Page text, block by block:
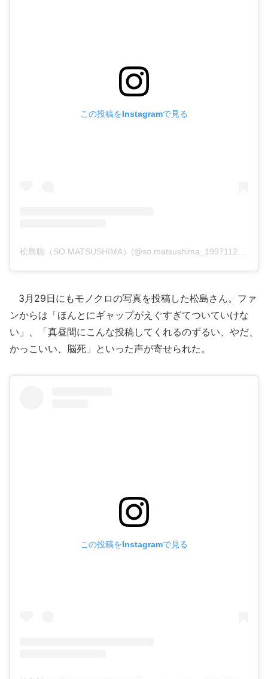
この投稿をInstagramで見る
松島聡（SO MATSUSHIMA）(@so.matsushima_19971127)がシェアした投稿
3月29日にもモノクロの写真を投稿した松島さん。ファ
ンからは「ほんとにギャップがえぐすぎてついていけな
い」、「真昼間にこんな投稿してくれるのずるい、やだ、
かっこいい、脳死」といった声が寄せられた。
この投稿をInstagramで見る